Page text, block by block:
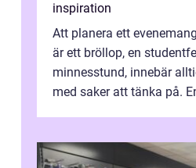
inspiration
Att planera ett
är ett bröllop, en
minnesstund, innebär
med saker att tänka på.